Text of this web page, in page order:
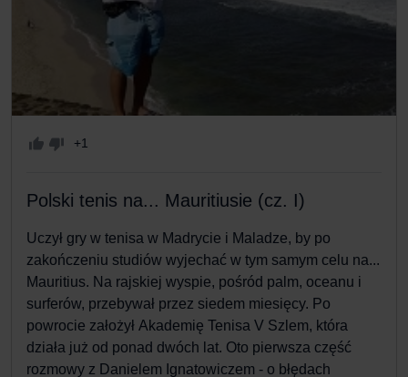
+1
Polski tenis na... Mauritiusie (cz. I)
Uczył gry w tenisa w Madrycie i Maladze, by po
zakończeniu studiów wyjechać w tym samym celu na...
Mauritius. Na rajskiej wyspie, pośród palm, oceanu i
surferów, przebywał przez siedem miesięcy. Po
powrocie założył Akademię Tenisa V Szlem, która
działa już od ponad dwóch lat. Oto pierwsza część
rozmowy z Danielem Ignatowiczem - o błędach